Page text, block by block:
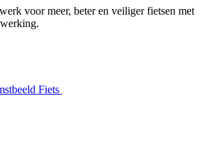
voor meer, beter en veiliger fietsen met
Fiets